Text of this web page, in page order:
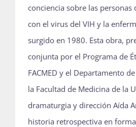
conciencia sobre las personas
con el virus del VIH y la
surgido en 1980. Esta obra,
conjunta por el Programa de
FACMED y el Departamento
la Facultad de Medicina de la
dramaturgia y dirección Aída
historia retrospectiva en